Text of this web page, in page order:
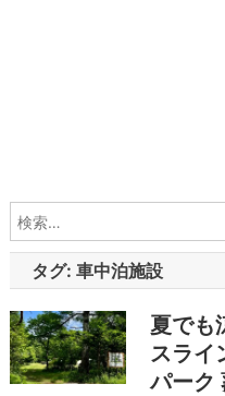
タグ: 車中泊施設
夏でも
スライ
パーク